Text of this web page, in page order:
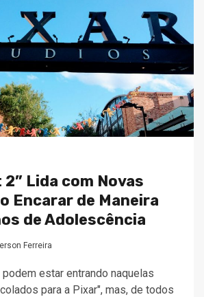
Lida com Novas
Encarar de Maneira
de Adolescência
Ferreira
estar entrando naquelas
para a Pixar", mas, de todos